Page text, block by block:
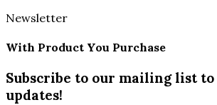
Newsletter
With Product You Purchase
Subscribe to our mailing list
updates!